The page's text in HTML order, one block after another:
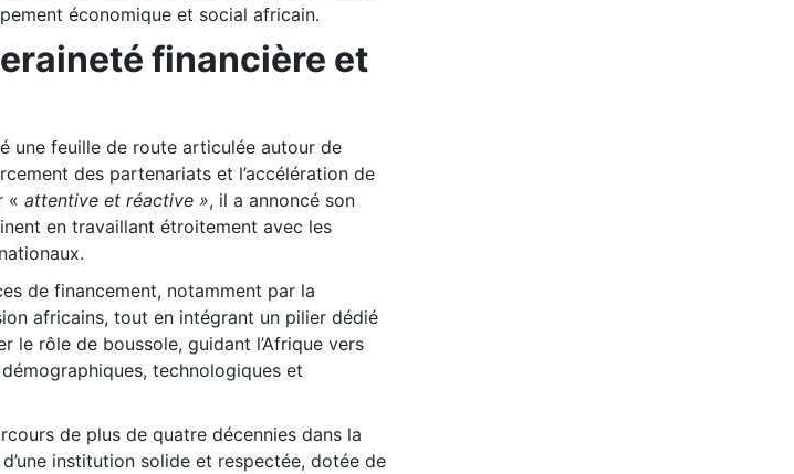
économique et social africain.
financière et
une feuille de route articulée autour de
des partenariats et l’accélération de
« attentive et réactive », il a annoncé son
en travaillant étroitement avec les
de financement, notamment par la
africains, tout en intégrant un pilier dédié
le rôle de boussole, guidant l’Afrique vers
technologiques et
de plus de quatre décennies dans la
institution solide et respectée, dotée de